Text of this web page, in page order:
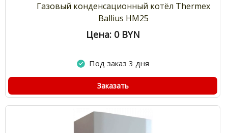
Газовый конденсационный котёл Thermex
Ballius HM25
Цена: 0 BYN
Под заказ 3 дня
Заказать